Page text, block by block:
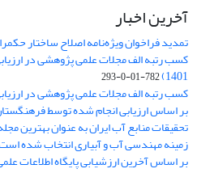
آخرین اخبار
تمدید فراخوان ویژه‌نامه اصلاح ساختار
1401)
782-01-0-293
کسب رتبه الف مجلات علمی پژوهشی در ارزیابی
تحقیقات منابع آب ایران به عنوان بهترین
زمینه مهندسی آب و آبیاری انتخاب شده
بر اساس آخرین ارزشیابی پایگاه اطلاعات